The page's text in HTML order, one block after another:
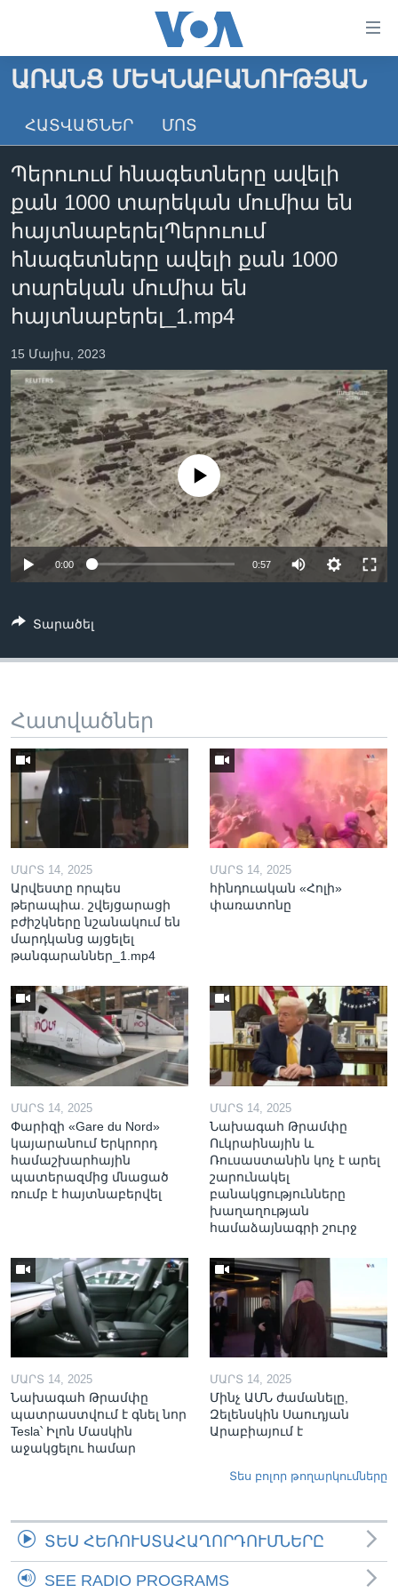
անցնել
հիմնական
անցնել
բովանդակությանը
հիմնական
բովանդակություն
ԳԼԽԱՎՈՐ ԷՋ
ԼՈՒՐԵՐ
ՏԵՍԱՆՅՈՒԹԵՐ
ՖԻԼՄԵՐ
ՖԻԼՄԵՐ
IN ENGLISH
ՄԵՐ ՄԱՍԻՆ
ՄԵՐ ՄԱՍԻՆ
«ԱՄԵՐԻԿԱՅԻ ՁԱՅՆ»-Ի ԿԱՆՈՆԱԴՐՈՒԹՅՈՒՆ
ԿԱՊ ՄԵԶ ՀԵՏ
ՈՒԿՐԱԻՆԱԿԱՆ ՊԱՏԵՐԱԶՄ
Learning English
ՀԵՏԵՒԵՔ ՄԵԶ
Լեզուներ
ԱՌԱՆՑ ՄԵԿՆԱԲԱՆՈՒԹՅԱՆ
ՀԱՏՎԱԾՆԵՐ ՄՈՏ
Պերուում հնագետները ավելի
քան 1000 տարեկան մումիա են
հայտնաբերելՊերուում
հնագետները ավելի քան 1000
տարեկան մումիա են
հայտնաբերել_1.mp4
15 Մայիս, 2023
No media source currently available
0:00 0:57
Տարածել
Հատվածներ
ՄԱՐՏ 14, 2025
Արվեստը որպես
թերապիա. շվեյցարացի
բժիշկները նշանակում են
մարդկանց այցելել
թանգարաններ_1.mp4
ՄԱՐՏ 14, 2025
հինդուական «Հոլի»
փառատոնը
ՄԱՐՏ 14, 2025
Փարիզի «Gare du Nord»
կայարանում Երկրորդ
համաշխարհային
պատերազմից մնացած
ռումբ է հայտնաբերվել
ՄԱՐՏ 14, 2025
Նախագահ Թրամփը
Ուկրաինային և
Ռուսաստանին կոչ է արել
շարունակել
բանակցությունները
խաղաղության
համաձայնագրի շուրջ
ՄԱՐՏ 14, 2025
Նախագահ Թրամփը
պատրաստվում է գնել նոր
Tesla՝ Իլոն Մասկին
աջակցելու համար
ՄԱՐՏ 14, 2025
Մինչ ԱՄՆ ժամանելը,
Զելենսկին Սաուդյան
Արաբիայում է
Տես բոլոր թողարկումները
ՏԵՍ ՀԵՌՈՒՍՏԱՀԱՂՈՐԴՈՒՄՆԵՐԸ
SEE RADIO PROGRAMS